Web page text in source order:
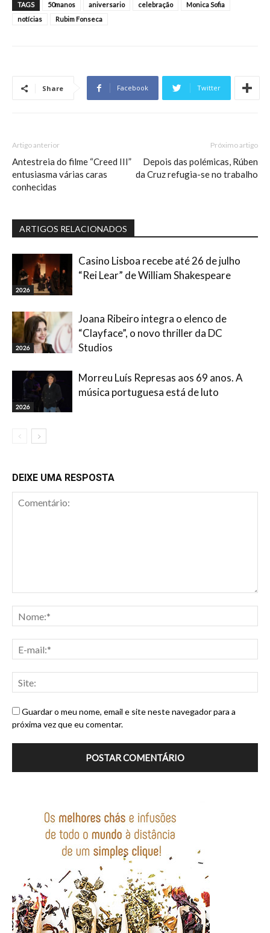
TAGS 50manos aniversario celebração
Monica Sofia
notícias
Rubim Fonseca
Share Facebook Twitter
Artigo anterior
Antestreia do filme “Creed III”
entusiasma várias caras
conhecidas
Próximo artigo
Depois das polémicas, Rúben
da Cruz refugia-se no trabalho
ARTIGOS RELACIONADOS
2026
Casino Lisboa recebe até 26 de julho
“Rei Lear” de William Shakespeare
2026
Joana Ribeiro integra o elenco de
“Clayface”, o novo thriller da DC
Studios
2026
Morreu Luís Represas aos 69 anos. A
música portuguesa está de luto
DEIXE UMA RESPOSTA
Guardar o meu nome, email e site neste navegador para a
próxima vez que eu comentar.